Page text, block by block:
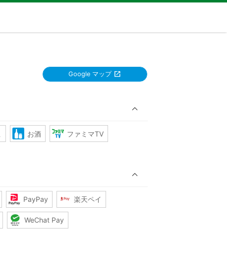
Google マップ
お酒 ファミマTV
PayPay 楽天ペイ
WeChat Pay